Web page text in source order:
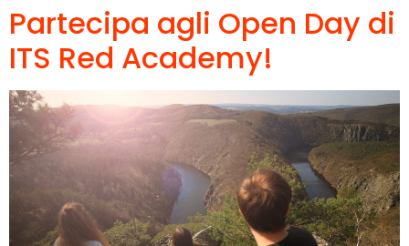
Partecipa agli Open Day di
ITS Red Academy!